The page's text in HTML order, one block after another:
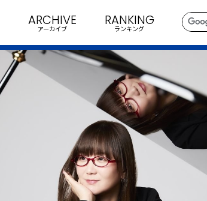
ARCHIVE
アーカイブ
RANKING
ランキング